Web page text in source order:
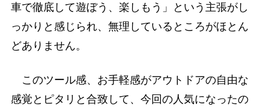
車で徹底して遊ぼう、楽しもう」という主張がし
っかりと感じられ、無理しているところがほとん
どありません。
このツール感、お手軽感がアウトドアの自由な
感覚とピタリと合致して、今回の人気になったの